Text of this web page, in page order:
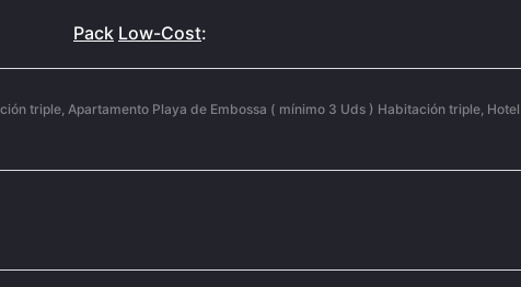
Pack Low-Cost:
triple, Apartamento Playa de Embossa ( mínimo 3 Uds ) Habitación triple,